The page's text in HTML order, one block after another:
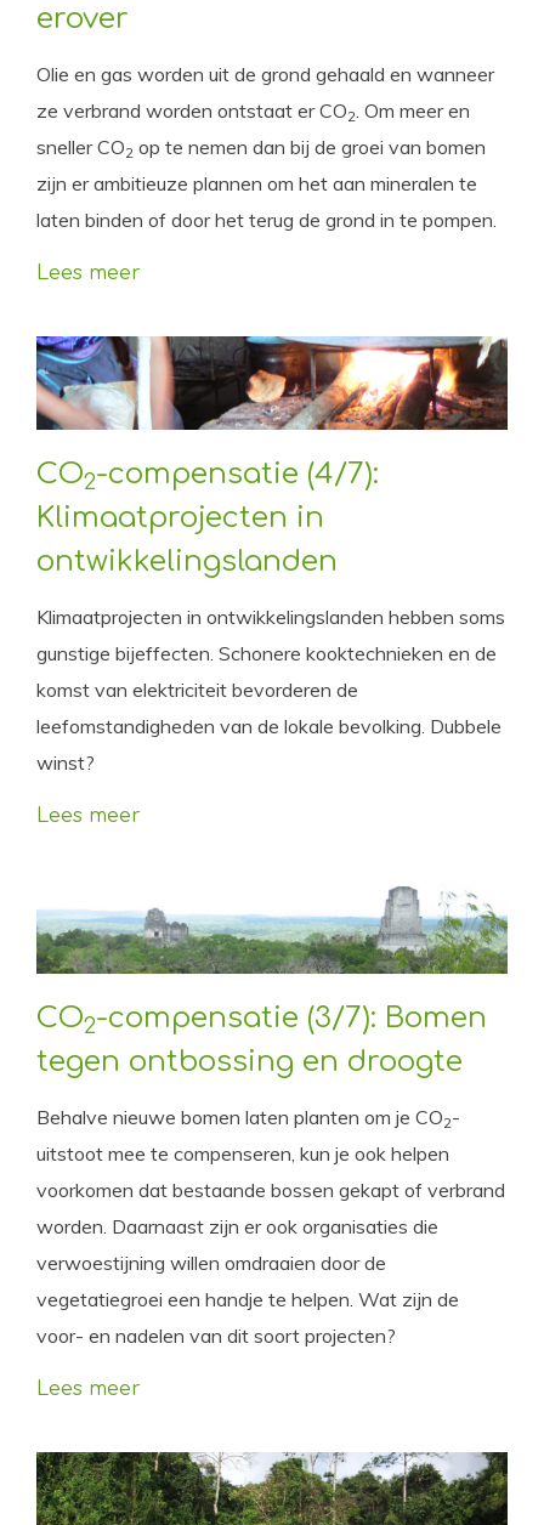
erover
Olie en gas worden uit de grond gehaald en wanneer
ze verbrand worden ontstaat er CO2 . Om meer en
sneller CO2 op te nemen dan bij de groei van bomen
zijn er ambitieuze plannen om het aan mineralen te
laten binden of door het terug de grond in te pompen.
Lees meer
CO2-compensatie (4/7):
Klimaatprojecten in
ontwikkelingslanden
Klimaatprojecten in ontwikkelingslanden hebben soms
gunstige bijeffecten. Schonere kooktechnieken en de
komst van elektriciteit bevorderen de
leefomstandigheden van de lokale bevolking. Dubbele
winst?
Lees meer
CO2-compensatie (3/7): Bomen
tegen ontbossing en droogte
Behalve nieuwe bomen laten planten om je CO2-
uitstoot mee te compenseren, kun je ook helpen
voorkomen dat bestaande bossen gekapt of verbrand
worden. Daarnaast zijn er ook organisaties die
verwoestijning willen omdraaien door de
vegetatiegroei een handje te helpen. Wat zijn de
voor- en nadelen van dit soort projecten?
Lees meer